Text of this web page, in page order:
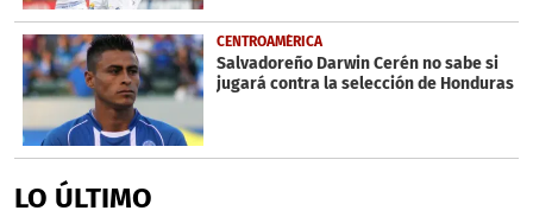
CENTROAMÉRICA
Salvadoreño Darwin Cerén no sabe si
jugará contra la selección de Honduras
LO ÚLTIMO